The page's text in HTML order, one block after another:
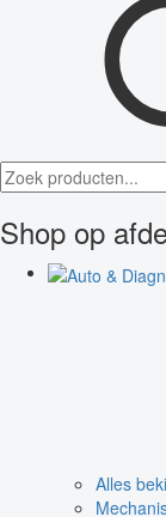
Shop op
Alles